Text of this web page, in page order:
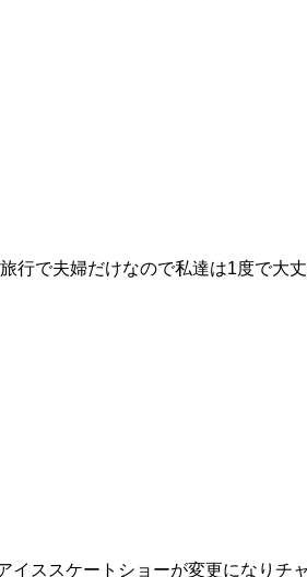
で夫婦だけなので私達は1度で大
ススケートショーが変更になりチ